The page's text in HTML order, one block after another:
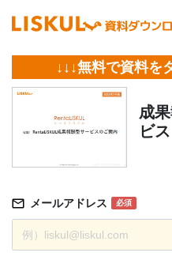
↓↓↓無料で資料を
成
ビス
メールアドレス 必須